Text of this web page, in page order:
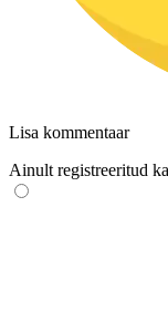
Lisa kommentaar
Ainult registreeritud